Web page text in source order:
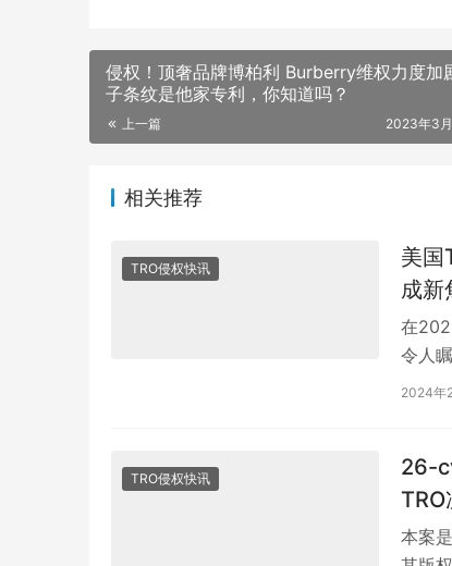
侵权！顶奢品牌博柏利 Burberry维权力度加
子条纹是他家专利，你知道吗？
上一篇 2023年3
相关推荐
TRO侵权快讯
美国
成新
在
令人
映了
2024年
TRO侵权快讯
26-
TRO
本案